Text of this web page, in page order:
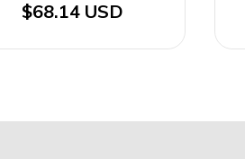
$68.14 USD